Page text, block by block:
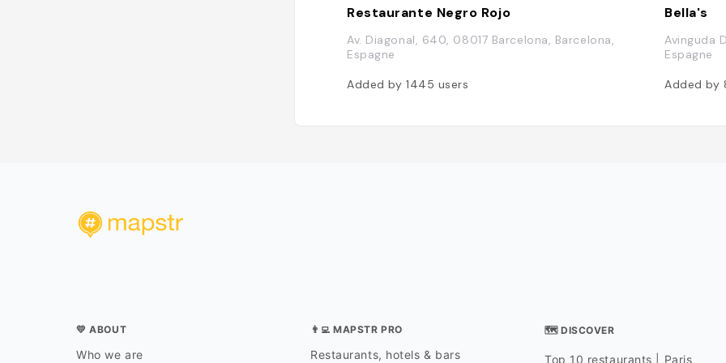
Restaurante Negro Rojo
Av. Diagonal, 640, 08017 Barcelona, Barcelona,
Espagne
Added by 1445 users
Bella's
Avinguda
Espagne
Added by
💛 ABOUT
Who we are
👨‍💻 MAPSTR PRO
Restaurants, hotels & bars
🗺 DISCOVER
Top 10 restaurants | Paris